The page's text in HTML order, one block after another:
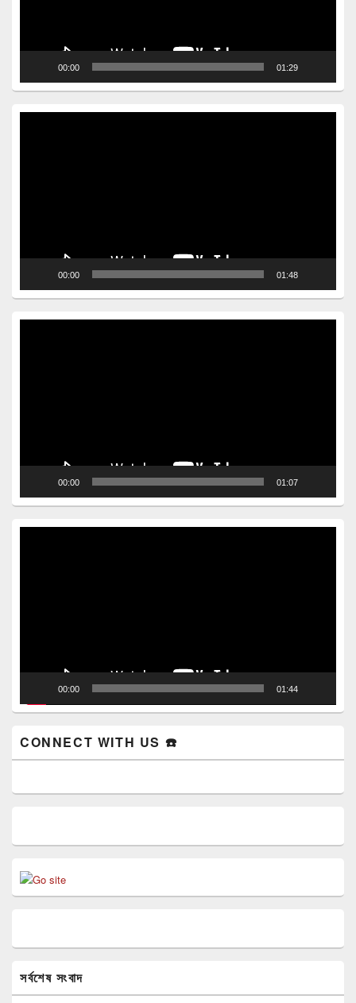
00:00 01:29
00:00 01:48
00:00 01:07
00:00 01:44
CONNECT WITH US ☎️
সর্বশেষ সংবাদ